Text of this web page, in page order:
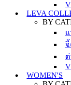
LEVA
BY
WOMEN'S